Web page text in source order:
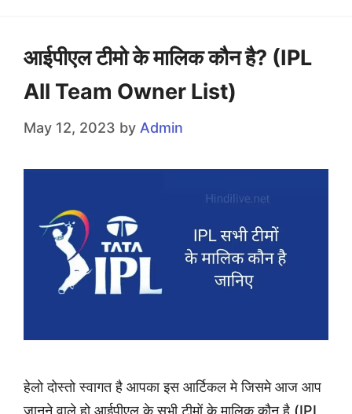
आईपीएल टीमो के मालिक कौन है? (IPL
All Team Owner List)
May 12, 2023 by Admin
हेलो दोस्तो स्वागत है आपका इस आर्टिकल मे जिसमे आज आप
जानने वाले हो आईपीएल के सभी टीमों के मालिक कौन है (IPL